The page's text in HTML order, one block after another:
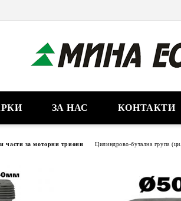
ЗА НАС КОНТАКТИ
части за моторни триони Цилиндрово-бутална група